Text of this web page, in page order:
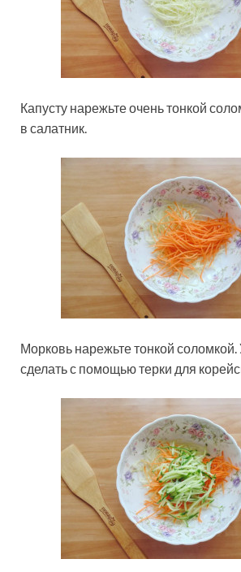
Капусту нарежьте очень тонкой
в салатник.
Морковь нарежьте тонкой соломкой.
сделать с помощью терки для